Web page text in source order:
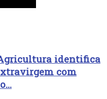
identifica
com